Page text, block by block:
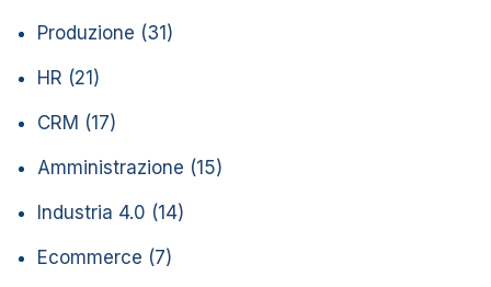
Produzione (31)
HR (21)
CRM (17)
Amministrazione (15)
Industria 4.0 (14)
Ecommerce (7)